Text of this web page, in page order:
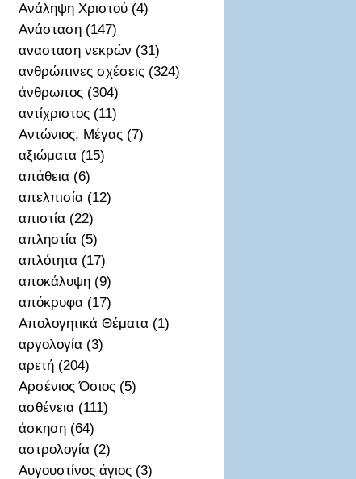
Ανάληψη Χριστού (4)
Ανάσταση (147)
ανασταση νεκρών (31)
ανθρώπινες σχέσεις (324)
άνθρωπος (304)
αντίχριστος (11)
Αντώνιος, Μέγας (7)
αξιώματα (15)
απἀθεια (6)
απελπισία (12)
απιστία (22)
απληστία (5)
απλότητα (17)
αποκάλυψη (9)
απόκρυφα (17)
Απολογητικά Θέματα (1)
αργολογία (3)
αρετή (204)
Αρσένιος Όσιος (5)
ασθένεια (111)
άσκηση (64)
αστρολογία (2)
Αυγουστίνος άγιος (3)